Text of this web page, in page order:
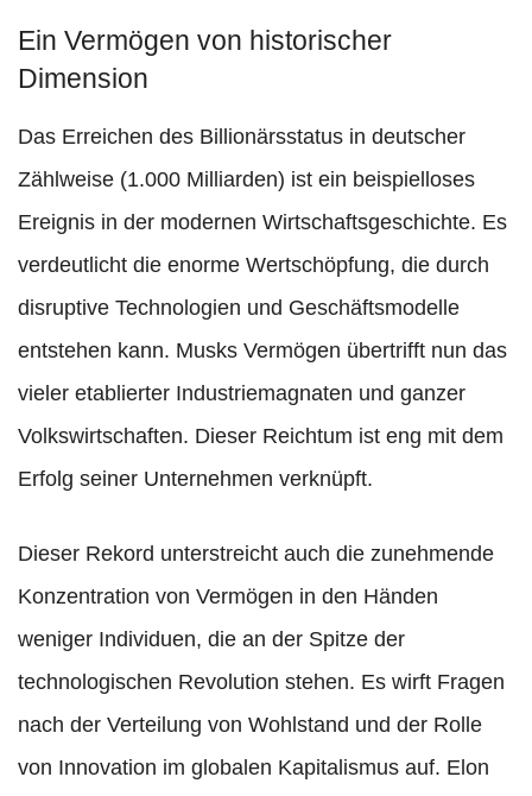
Ein Vermögen von historischer
Dimension
Das Erreichen des Billionärsstatus in deutscher
Zählweise (1.000 Milliarden) ist ein beispielloses
Ereignis in der modernen Wirtschaftsgeschichte. Es
verdeutlicht die enorme Wertschöpfung, die durch
disruptive Technologien und Geschäftsmodelle
entstehen kann. Musks Vermögen übertrifft nun das
vieler etablierter Industriemagnaten und ganzer
Volkswirtschaften. Dieser Reichtum ist eng mit dem
Erfolg seiner Unternehmen verknüpft.
Dieser Rekord unterstreicht auch die zunehmende
Konzentration von Vermögen in den Händen
weniger Individuen, die an der Spitze der
technologischen Revolution stehen. Es wirft Fragen
nach der Verteilung von Wohlstand und der Rolle
von Innovation im globalen Kapitalismus auf. Elon